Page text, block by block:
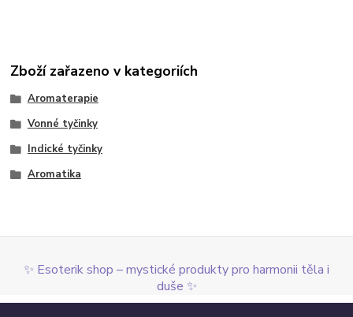
Zboží zařazeno v kategoriích
Aromaterapie
Vonné tyčinky
Indické tyčinky
Aromatika
✨ Esoterik shop – mystické produkty pro harmonii těla i
duše ✨